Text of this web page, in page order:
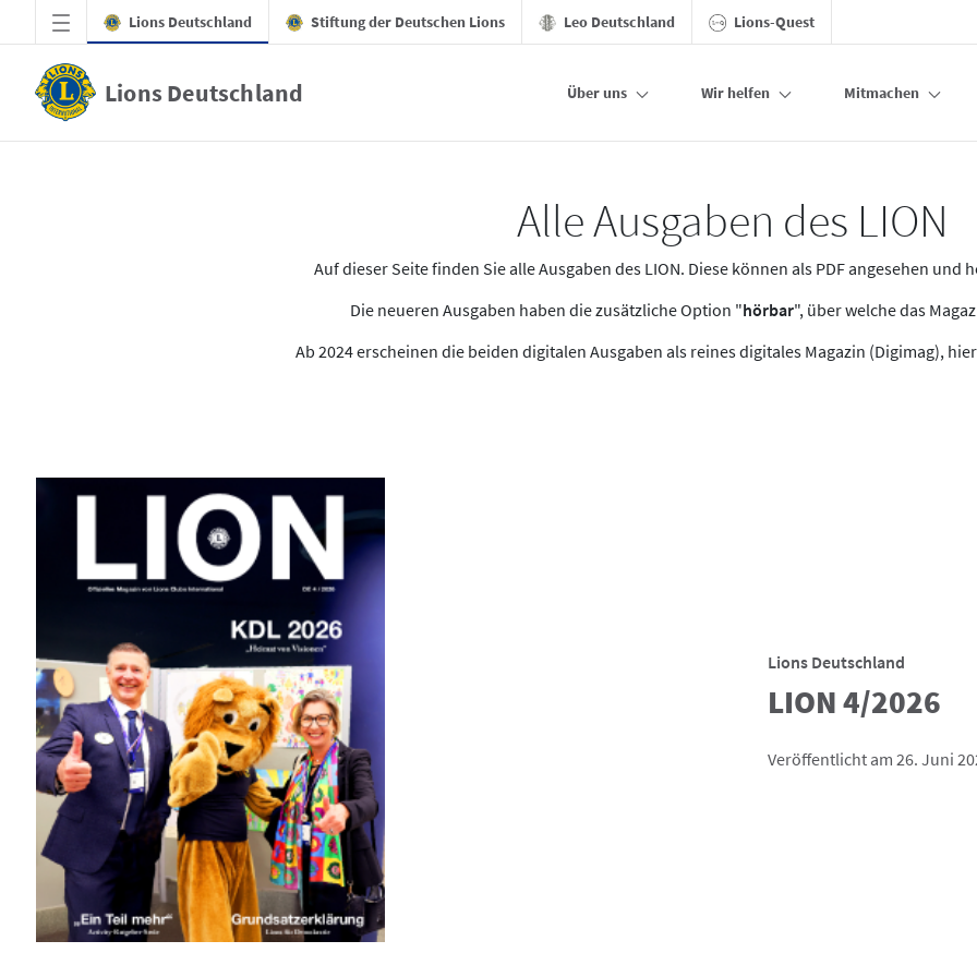
Zum Hauptinhalt springen
Lions Deutschland Stiftung der Deutschen Lions Leo Deutschland Lions-Quest
Lions Deutschland Über uns Wir helfen Mitmachen
Alle Ausgaben des LION
Auf dieser Seite finden Sie alle Ausgaben des LION. Diese können als PDF angesehen und
Die neueren Ausgaben haben die zusätzliche Option "hörbar", über welche das
Ab 2024 erscheinen die beiden digitalen Ausgaben als reines digitales Magazin (Digimag),
Lions Deutschland
LION 4/2026
Veröffentlicht am 26. Juni